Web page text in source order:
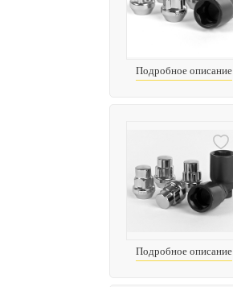
Подробное описание
Подробное описание